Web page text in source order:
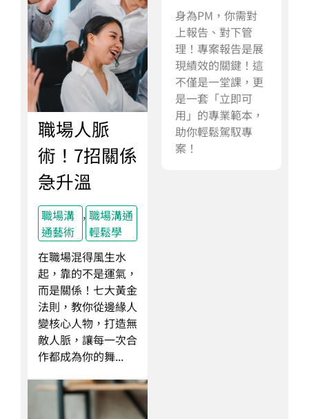
職場人脈
術！7招關係
急升溫
職場溝
通藝術
, 職場溝通
輕鬆學
在職場混得風生水
起，靠的不是運氣，
而是關係！七大黃金
法則，教你從邊緣人
變核心人物，打造無
敵人脈，讓每一次合
作都成為你的舞...
身為PM，你需對
上報告、對下管
理！專案報告是展
現績效的關鍵！這
不僅是一堂課，更
是一套「立即可
用」的專業範本，
助你輕鬆駕馭專
案！